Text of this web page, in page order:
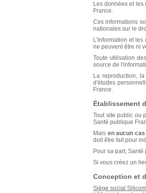
Les données et
France.
Ces informations
nationales sur le
L'information et
ne peuvent être ni
Toute utilisation
source de
La reproduction,
d'études
France.
Établissement
Tout site public ou
Santé publique
Mais en aucun
doit être fait pour
Pour sa part,
Si vous créez un
Conception et
Siège social Silicom